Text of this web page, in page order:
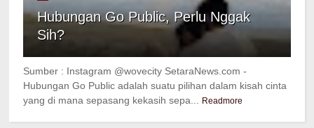
Hubungan Go Public, Perlu Nggak
Sih?
Sumber : Instagram @wovecity SetaraNews.com -
Hubungan Go Public adalah suatu pilihan dalam kisah cinta
yang di mana sepasang kekasih sepa...
Readmore